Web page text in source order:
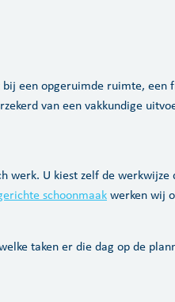
een opgeruimde ruimte,
van een vakkundige
werk. U kiest zelf de
schoonmaak werken wij
taken er die dag op de